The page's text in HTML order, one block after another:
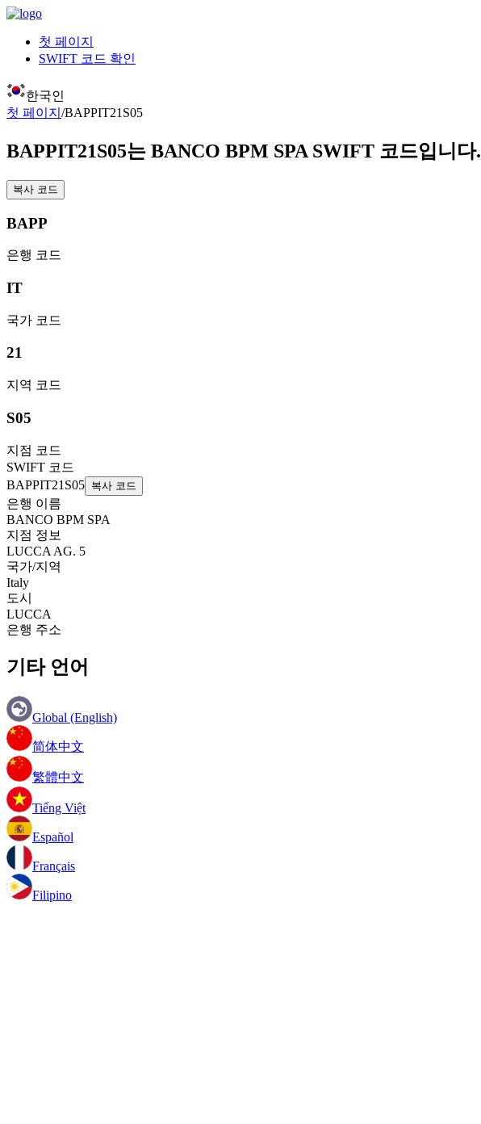
첫 페이지
SWIFT 코드 확인
한국인
첫 페이지 /BAPPIT21S05
BAPPIT21S05는 BANCO BPM SPA SWIFT 코드입니다.
복사 코드
BAPP
은행 코드
IT
국가 코드
21
지역 코드
S05
지점 코드
SWIFT 코드
BAPPIT21S05 복사 코드
은행 이름
BANCO BPM SPA
지점 정보
LUCCA AG. 5
국가/지역
Italy
도시
LUCCA
은행 주소
기타 언어
Global (English)
简体中文
繁體中文
Tiếng Việt
Español
Français
Filipino